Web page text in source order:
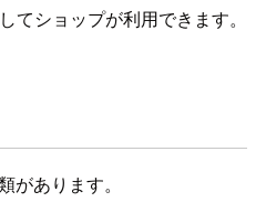
てショップが利用できます。
があります。